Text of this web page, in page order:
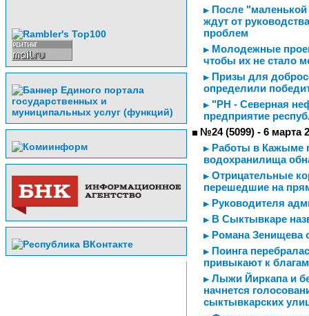
После
ждут от
проблем
Молодежные
чтобы их не стало
Призы для
определили
"РН - Северная
предприятие
№24 (5099) - 6 марта
Работы в Кажыме
водохранилища
Отрицательные
перешедшие на
Руководителя
В Сыктывкаре
Романа Зенищева
Поинга
привыкают к
Лыжи Йиркапа и
начнется
сыктывкарских